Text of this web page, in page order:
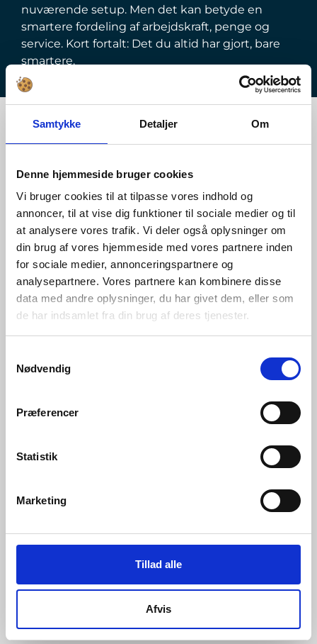
Samtykke Detaljer Om
Denne hjemmeside bruger cookies
Vi bruger cookies til at tilpasse vores indhold og
annoncer, til at vise dig funktioner til sociale medier og til
at analysere vores trafik. Vi deler også oplysninger om
din brug af vores hjemmeside med vores partnere inden
for sociale medier, annonceringspartnere og
analysepartnere. Vores partnere kan kombinere disse
data med andre oplysninger, du har givet dem, eller som
de har indsamlet fra din brug af deres tjenester.
Nødvendig
Præferencer
Statistik
Marketing
Tillad alle
Afvis
nuværende setup. Men det kan betyde en
smartere fordeling af arbejdskraft, penge og
service. Kort fortalt: Det du altid har gjort, bare
smartere.
Styrk dit brand med kunstig intelligens
Appen kan bruges på
alle sprog
Tegnsprog bruges over hele verden. Men præcis
ligesom sprog varierer tegnsprog fra land til
forskellige sprog. Man kan tilføje ekstra sprog til
På den måde vil tegnsprogsbrugere over hele
verden kunne interagere.